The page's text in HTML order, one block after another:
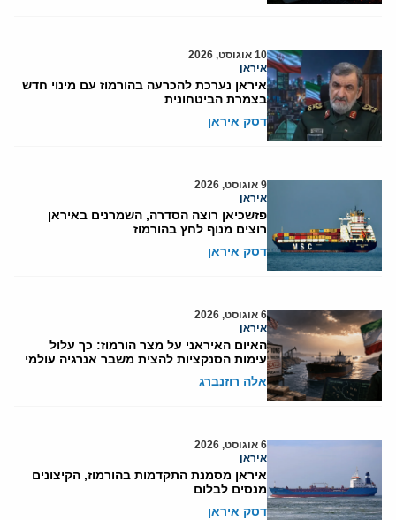
10 אוגוסט, 2026
איראן
איראן נערכת להכרעה בהורמוז עם מינוי חדש
בצמרת הביטחונית
דסק איראן
9 אוגוסט, 2026
איראן
פזשכיאן רוצה הסדרה, השמרנים באיראן
רוצים מנוף לחץ בהורמוז
דסק איראן
6 אוגוסט, 2026
איראן
האיום האיראני על מצר הורמוז: כך עלול
עימות הסנקציות להצית משבר אנרגיה עולמי
אלה רוזנברג
6 אוגוסט, 2026
איראן
איראן מסמנת התקדמות בהורמוז, הקיצונים
מנסים לבלום
דסק איראן